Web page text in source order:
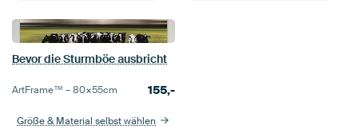
Bevor die Sturmböe ausbricht
ArtFrame™ –80×55cm 155,-
Größe & Material selbst wählen